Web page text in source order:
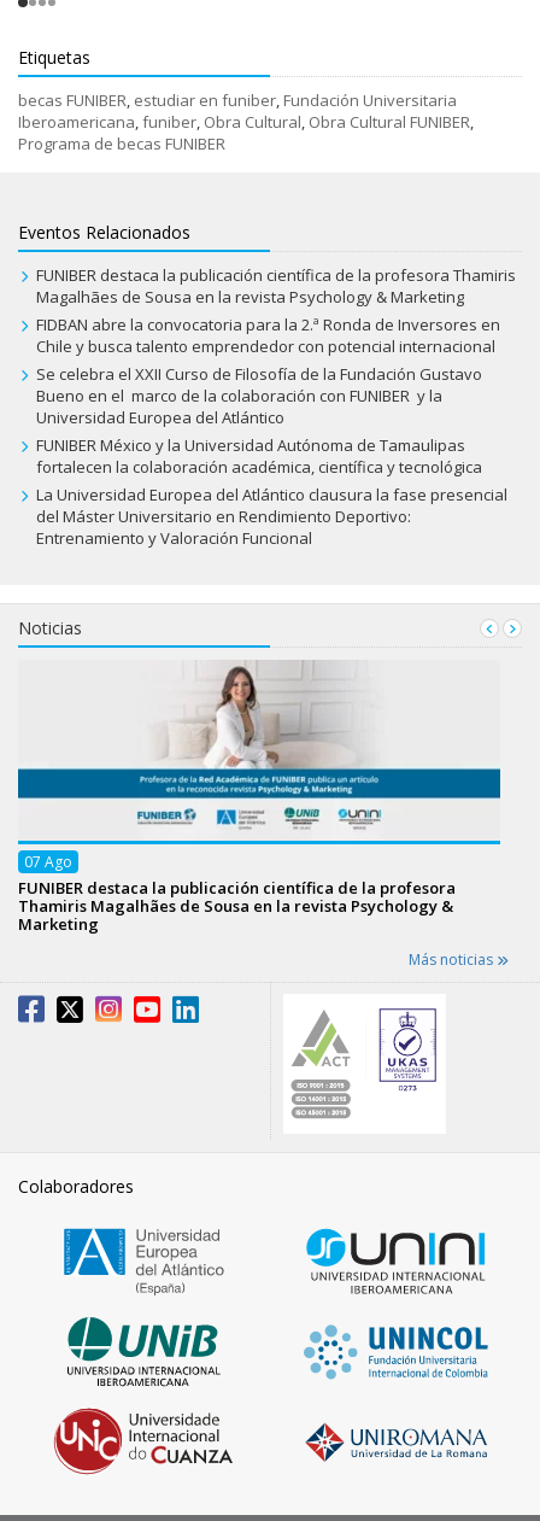
Etiquetas
becas FUNIBER estudiar en funiber Fundación Universitaria
Iberoamericana funiber Obra Cultural Obra Cultural FUNIBER
Programa de becas FUNIBER
Eventos Relacionados
FUNIBER destaca la publicación científica de la profesora Thamiris
Magalhães de Sousa en la revista Psychology & Marketing
FIDBAN abre la convocatoria para la 2.ª Ronda de Inversores en
Chile y busca talento emprendedor con potencial internacional
Se celebra el XXII Curso de Filosofía de la Fundación Gustavo
Bueno en el marco de la colaboración con FUNIBER y la
Universidad Europea del Atlántico
FUNIBER México y la Universidad Autónoma de Tamaulipas
fortalecen la colaboración académica, científica y tecnológica
La Universidad Europea del Atlántico clausura la fase presencial
del Máster Universitario en Rendimiento Deportivo:
Entrenamiento y Valoración Funcional
Noticias
07 Ago
FUNIBER destaca la publicación científica de la profesora
Thamiris Magalhães de Sousa en la revista Psychology &
Marketing
Más noticias
Colaboradores